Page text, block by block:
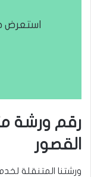
استعرض
رقم ورشة
القصور
ورشتنا المتنقلة